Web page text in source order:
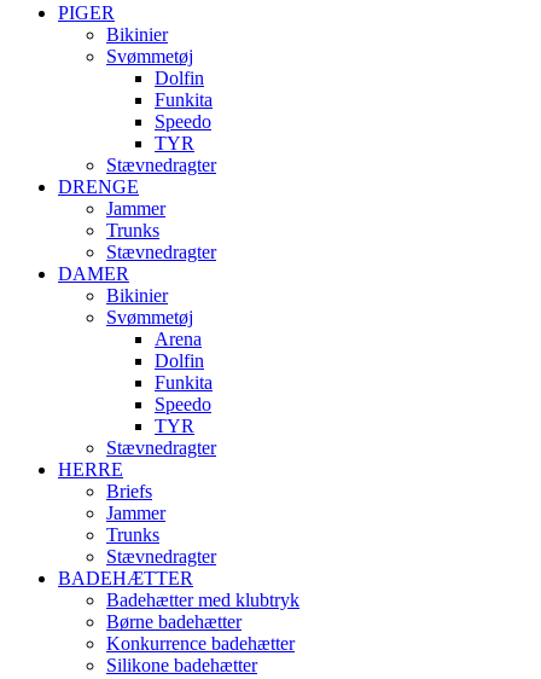
PIGER
Bikinier
Svømmetøj
Dolfin
Funkita
Speedo
TYR
Stævnedragter
DRENGE
Jammer
Trunks
Stævnedragter
DAMER
Bikinier
Svømmetøj
Arena
Dolfin
Funkita
Speedo
TYR
Stævnedragter
HERRE
Briefs
Jammer
Trunks
Stævnedragter
BADEHÆTTER
Badehætter med klubtryk
Børne badehætter
Konkurrence badehætter
Silikone badehætter